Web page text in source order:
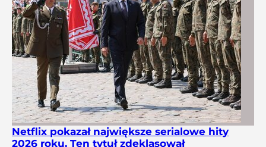
Netflix pokazał największe serialowe hity
2026 roku. Ten tytuł zdeklasował